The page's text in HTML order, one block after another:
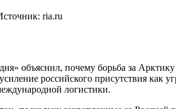
ria.ru
объяснил, почему борьба за
российского присутствия как
логистики.